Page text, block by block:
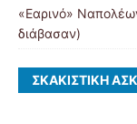
«Εαρινό»
διάβασαν)
ΣΚΑΚΙΣΤΙΚΉ